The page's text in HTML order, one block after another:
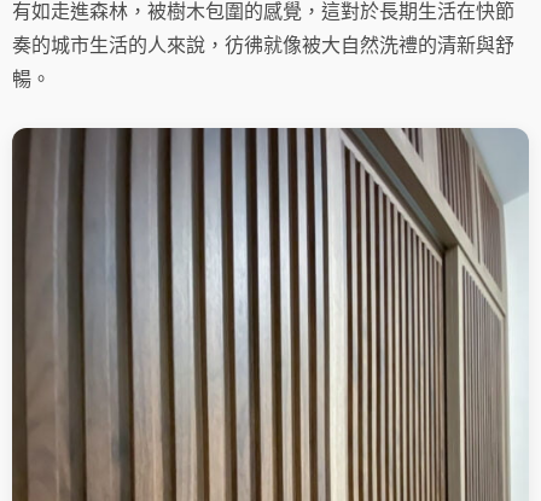
有如走進森林，被樹木包圍的感覺，這對於長期生活在快節
奏的城市生活的人來說，彷彿就像被大自然洗禮的清新與舒
暢。